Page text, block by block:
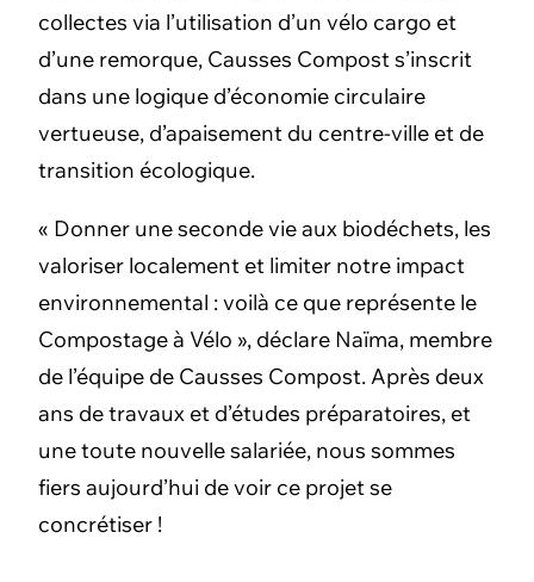
collectes via l’utilisation d’un vélo cargo et
d’une remorque, Causses Compost s’inscrit
dans une logique d’économie circulaire
vertueuse, d’apaisement du centre-ville et de
transition écologique.
« Donner une seconde vie aux biodéchets, les
valoriser localement et limiter notre impact
environnemental : voilà ce que représente le
Compostage à Vélo », déclare Naïma, membre
de l’équipe de Causses Compost. Après deux
ans de travaux et d’études préparatoires, et
une toute nouvelle salariée, nous sommes
fiers aujourd’hui de voir ce projet se
concrétiser !